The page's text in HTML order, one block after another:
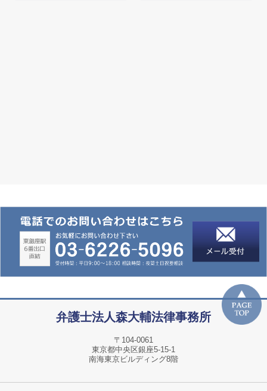
弁護士法人森大輔法律事務所
〒104-0061
東京都中央区銀座5-15-1
南海東京ビルディング8階